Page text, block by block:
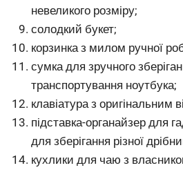
невеликого розміру;
солодкий букет;
корзинка з милом ручної
сумка для зручного
транспортування ноутбука;
клавіатура з оригінальним
підставка-органайзер для
для зберігання різної
кухлики для чаю з